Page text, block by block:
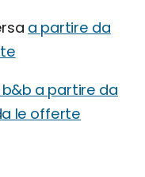
a partire da
a partire da
le offerte